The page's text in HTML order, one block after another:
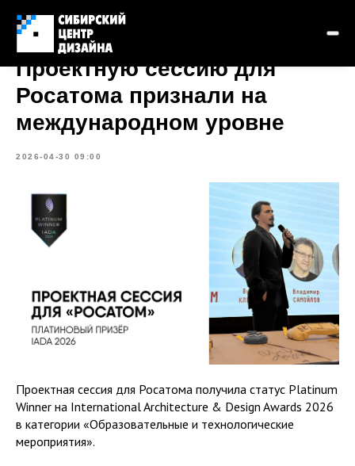
Проектную сессию для
Росатома признали на
международном уровне
2026-04-30 09:00
Проектная сессия для Росатома получила статус Platinum
Winner на International Architecture & Design Awards 2026
в категории «Образовательные и технологические
мероприятия».